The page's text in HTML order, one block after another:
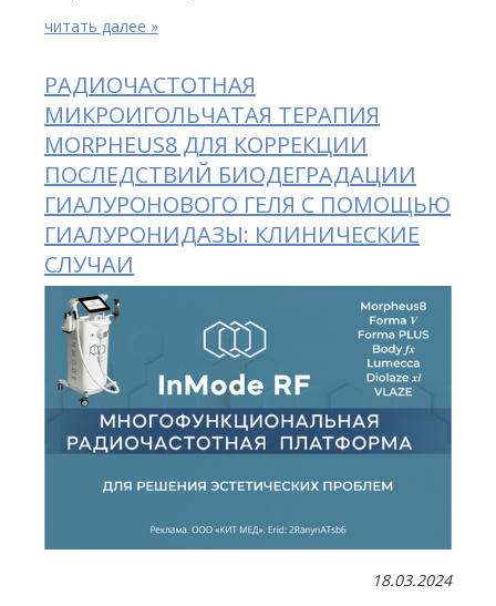
читать далее »
РАДИОЧАСТОТНАЯ
МИКРОИГОЛЬЧАТАЯ ТЕРАПИЯ
MORPHEUS8 ДЛЯ КОРРЕКЦИИ
ПОСЛЕДСТВИЙ БИОДЕГРАДАЦИИ
ГИАЛУРОНОВОГО ГЕЛЯ С ПОМОЩЬЮ
ГИАЛУРОНИДАЗЫ: КЛИНИЧЕСКИЕ
СЛУЧАИ
18.03.2024